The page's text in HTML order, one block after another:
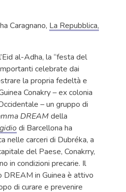
Caragnano, La Repubblica,
al-Adha, la “festa del
celebrate dai
la propria fedeltà e
Conakry – ex colonia
– un gruppo di
DREAMdella
di Barcellona ha
nelle carceri di Dubréka, a
del Paese, Conakrry,
in condizioni precarie. Il
DREAM in Guinea è attivo
di curare e prevenire